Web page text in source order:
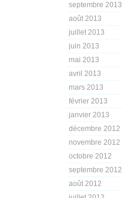
septembre 2013
août 2013
juillet 2013
juin 2013
mai 2013
avril 2013
mars 2013
février 2013
janvier 2013
décembre 2012
novembre 2012
octobre 2012
septembre 2012
août 2012